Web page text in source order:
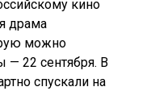
кино
драма
можно
— 22 сентября. В
спускали на